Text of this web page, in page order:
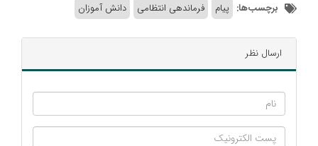
برچسب‌ها: پیام فرماندهی انتظامی دانش آموزان
ارسال نظر